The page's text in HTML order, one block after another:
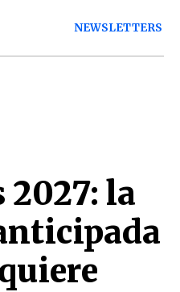
NEWSLETTERS
2027: la